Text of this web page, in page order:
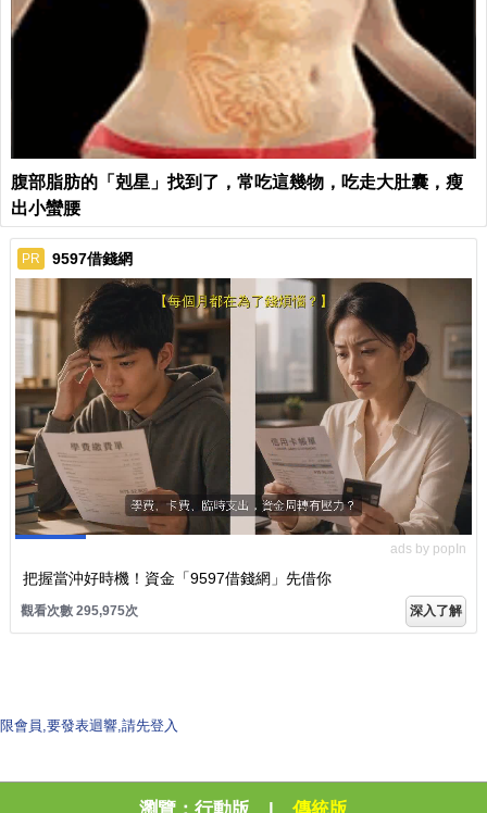
腹部脂肪的「剋星」找到了，常吃這幾物，吃走大肚囊，瘦
出小蠻腰
PR 9597借錢網
ads by popIn
把握當沖好時機！資金「9597借錢網」先借你
觀看次數 295,975次 深入了解
限會員,要發表迴響,請先登入